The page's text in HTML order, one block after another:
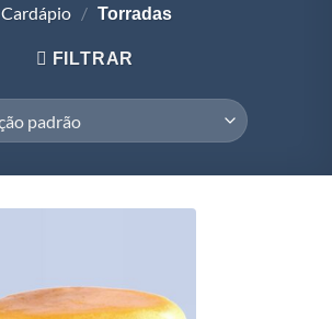
Cardápio / Torradas
FILTRAR